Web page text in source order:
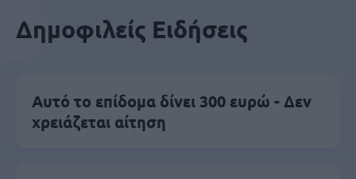
Δημοφιλείς Ειδήσεις
Αυτό το επίδομα δίνει 300 ευρώ - Δεν
χρειάζεται αίτηση